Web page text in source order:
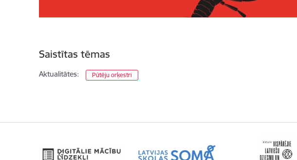
Saistītas tēmas
Aktualitātes: Pūtēju orķestri